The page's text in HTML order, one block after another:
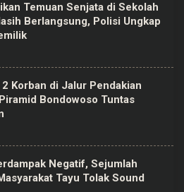
Temuan Senjata di Sekolah
Berlangsung, Polisi Ungkap
2 Korban di Jalur Pendakian
Bondowoso Tuntas
Negatif, Sejumlah
Tayu Tolak Sound